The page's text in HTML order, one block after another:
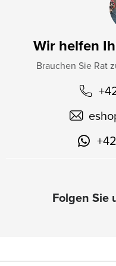
Wir helfen
Brauchen Sie Rat